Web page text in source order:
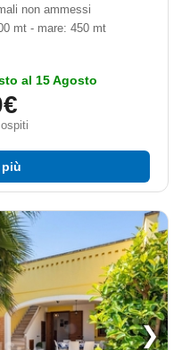
non ammessi
mt - mare: 450 mt
al 15 Agosto
❯